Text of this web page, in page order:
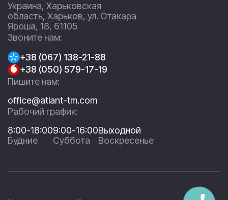
Украина, Харьковская
область, Харьков, ул. Отакара
Яроша, 18, 61105
Звоните нам:
+38 (067) 138-21-88
+38 (050) 579-17-19
Пишите нам:
office@atlant-tm.com
Рабочий график:
8:00-18:00
Будние
9:00-16:00
Суббота
Выходной
Воскресенье